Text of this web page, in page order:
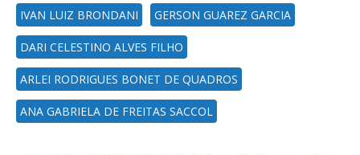
IVAN LUIZ BRONDANI GERSON GUAREZ GARCIA
DARI CELESTINO ALVES FILHO
ARLEI RODRIGUES BONET DE QUADROS
ANA GABRIELA DE FREITAS SACCOL